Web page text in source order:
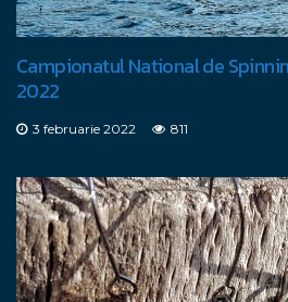
Campionatul National de
2022
3 februarie 2022 811